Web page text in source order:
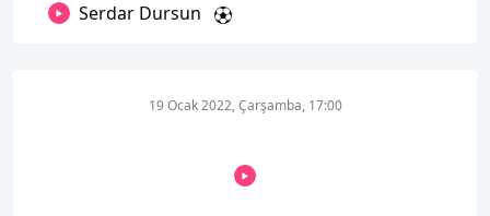
Serdar Dursun
19 Ocak 2022, Çarşamba, 17:00